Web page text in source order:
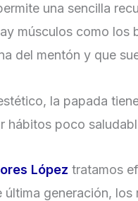
una sencilla
músculos como
del mentón y que
la papada
hábitos poco
López tratamos
generación,